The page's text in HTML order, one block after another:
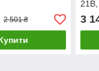
2 501 ₴
21В,
3